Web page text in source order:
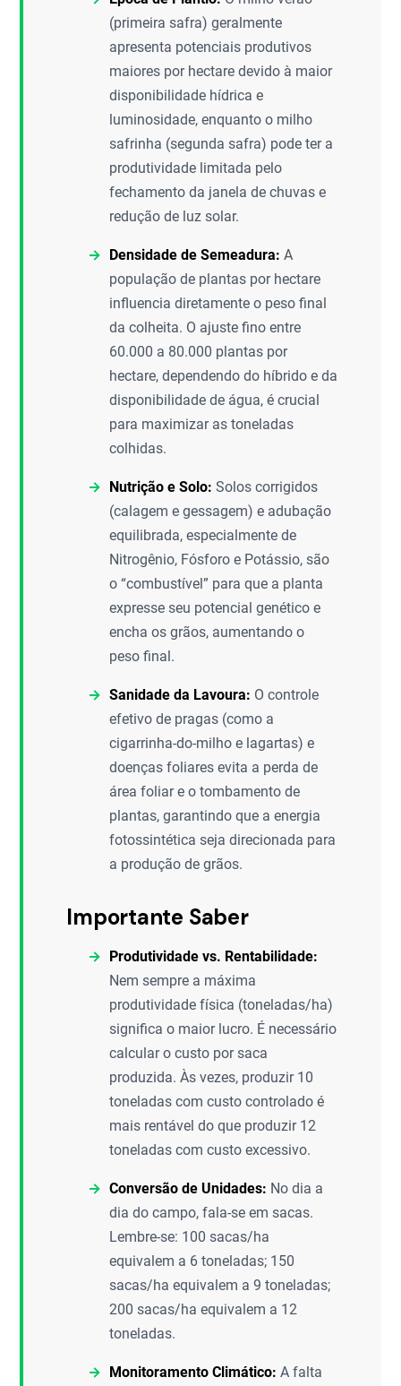
(primeira safra) geralmente
apresenta potenciais produtivos
maiores por hectare devido à maior
disponibilidade hídrica e
luminosidade, enquanto o milho
safrinha (segunda safra) pode ter a
produtividade limitada pelo
fechamento da janela de chuvas e
redução de luz solar.
Densidade de Semeadura: A
população de plantas por hectare
influencia diretamente o peso final
da colheita. O ajuste fino entre
60.000 a 80.000 plantas por
hectare, dependendo do híbrido e da
disponibilidade de água, é crucial
para maximizar as toneladas
colhidas.
Nutrição e Solo: Solos corrigidos
(calagem e gessagem) e adubação
equilibrada, especialmente de
Nitrogênio, Fósforo e Potássio, são
o “combustível” para que a planta
expresse seu potencial genético e
encha os grãos, aumentando o
peso final.
Sanidade da Lavoura: O controle
efetivo de pragas (como a
cigarrinha-do-milho e lagartas) e
doenças foliares evita a perda de
área foliar e o tombamento de
plantas, garantindo que a energia
fotossintética seja direcionada para
a produção de grãos.
Importante Saber
Produtividade vs. Rentabilidade:
Nem sempre a máxima
produtividade física (toneladas/ha)
significa o maior lucro. É necessário
calcular o custo por saca
produzida. Às vezes, produzir 10
toneladas com custo controlado é
mais rentável do que produzir 12
toneladas com custo excessivo.
Conversão de Unidades: No dia a
dia do campo, fala-se em sacas.
Lembre-se: 100 sacas/ha
equivalem a 6 toneladas; 150
sacas/ha equivalem a 9 toneladas;
200 sacas/ha equivalem a 12
toneladas.
Monitoramento Climático: A falta